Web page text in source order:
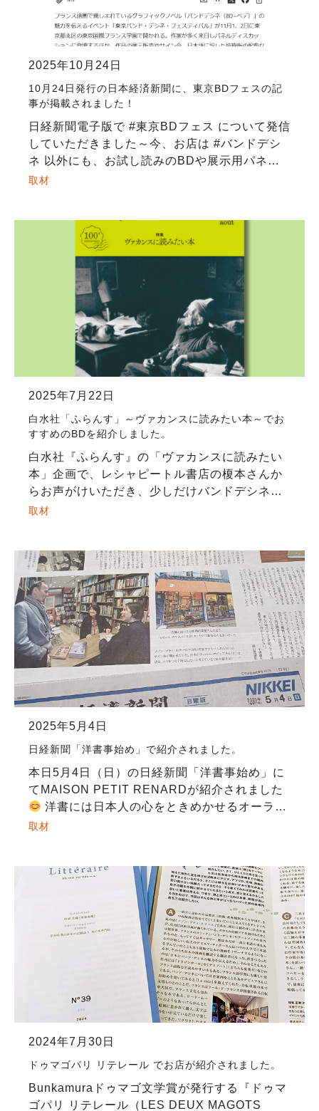
2025年10月24日
10月24日発行の日本経済新聞に、東京BDフェスの記
事が掲載されました！
日経新聞電子版で #東京BDフェス について発信
していただきました～今、お店は #バンドデシ
ネ 以外にも、お試し読みのBDや展示用パネル
のダンボールだらけとなっていますが、準備は
取材
2025年7月22日
白水社「ふらんす」～ヴァカンスに読みたい本～でお
すすめのBDを紹介しました。
白水社『ふらんす』の「ヴァカンスに読みたい
本」企画で、レシャピートル書店の榎本さんか
らお声がけいただき、少しだけバンドデシネを
ご紹介させていただきました。 同じ本に関わる
取材
2025年5月4日
日経新聞「洋書事始め」で紹介されました。
本日5月4日（日）の日経新聞「洋書事始め」に
てMAISON PETIT RENARDが紹介されました
洋書には日本人の心をときめかせるオーラが
ある… そうであったら嬉しいな。当日はスイス
取材
2024年7月30日
ドゥマゴパリ リテレール でお店が紹介されました。
Bunkamuraドゥマゴ文学賞が発行する『ドゥマ
ゴパリ リテレール（LES DEUX MAGOTS